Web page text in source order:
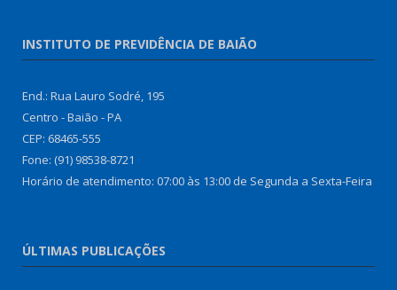
INSTITUTO DE PREVIDÊNCIA DE BAIÃO
End.: Rua Lauro Sodré, 195
Centro - Baião - PA
CEP: 68465-555
Fone: (91) 98538-8721
Horário de atendimento: 07:00 às 13:00 de Segunda a Sexta-Feira
ÚLTIMAS PUBLICAÇÕES